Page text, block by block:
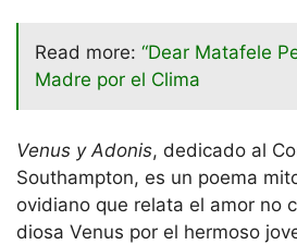
Read more: “Dear Matafele
Madre por el Clima
Venus y Adonis, dedicado al
Southampton, es un poema
ovidiano que relata el amor no
diosa Venus por el hermoso